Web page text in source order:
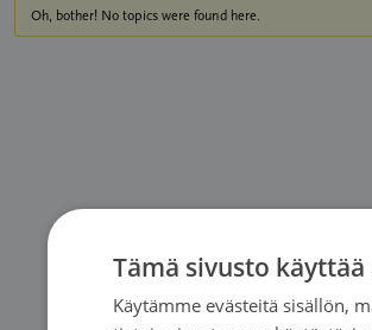
Oh, bother! No topics were found here.
Tämä sivusto
Käytämme evästeitä sisällön,